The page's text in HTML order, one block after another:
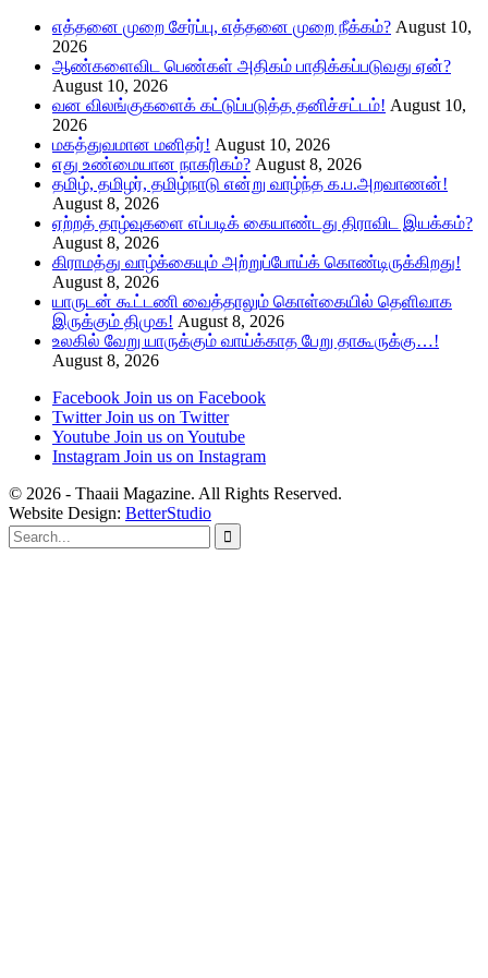
எத்தனை முறை சேர்ப்பு, எத்தனை முறை நீக்கம்? August 10,
2026
ஆண்களைவிட பெண்கள் அதிகம் பாதிக்கப்படுவது ஏன்?
August 10, 2026
வன விலங்குகளைக் கட்டுப்படுத்த தனிச்சட்டம்! August 10,
2026
மகத்துவமான மனிதர்! August 10, 2026
எது உண்மையான நாகரிகம்? August 8, 2026
தமிழ், தமிழர், தமிழ்நாடு என்று வாழ்ந்த க.ப.அறவாணன்!
August 8, 2026
ஏற்றத் தாழ்வுகளை எப்படிக் கையாண்டது திராவிட இயக்கம்?
August 8, 2026
கிராமத்து வாழ்க்கையும் அற்றுப்போய்க் கொண்டிருக்கிறது!
August 8, 2026
யாருடன் கூட்டணி வைத்தாலும் கொள்கையில் தெளிவாக
இருக்கும் திமுக! August 8, 2026
உலகில் வேறு யாருக்கும் வாய்க்காத பேறு தாகூருக்கு…!
August 8, 2026
Facebook Join us on Facebook
Twitter Join us on Twitter
Youtube Join us on Youtube
Instagram Join us on Instagram
© 2026 - Thaaii Magazine. All Rights Reserved.
Website Design: BetterStudio